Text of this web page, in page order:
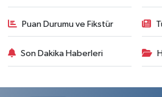
Puan Durumu ve Fikstür
Son Dakika Haberleri